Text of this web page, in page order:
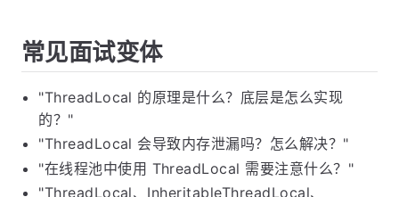
常见面试变体
"ThreadLocal 的原理是什么？底层是怎么实现
的？"
"ThreadLocal 会导致内存泄漏吗？怎么解决？"
"在线程池中使用 ThreadLocal 需要注意什么？"
"ThreadLocal、InheritableThreadLocal、